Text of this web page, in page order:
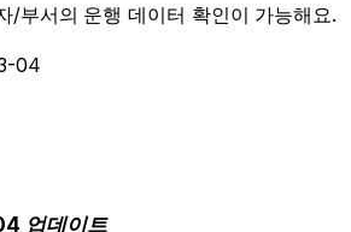
/부서의 운행 데이터 확인이 가능해요.
04
업데이트